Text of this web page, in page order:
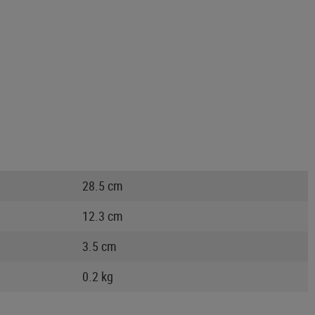
28.5 cm
12.3 cm
3.5 cm
0.2 kg